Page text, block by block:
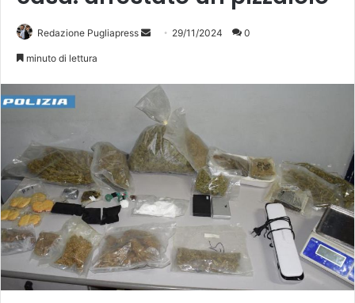
Redazione Pugliapress
Invia 29/11/2024 0
minuto di lettura